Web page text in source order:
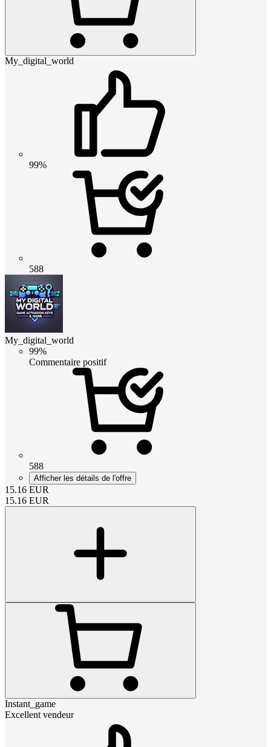
My_digital_world
99%
588
My_digital_world
99%
Commentaire positif
588
Afficher les détails de l'offre
15.16 EUR
15.16 EUR
Instant_game
Excellent vendeur